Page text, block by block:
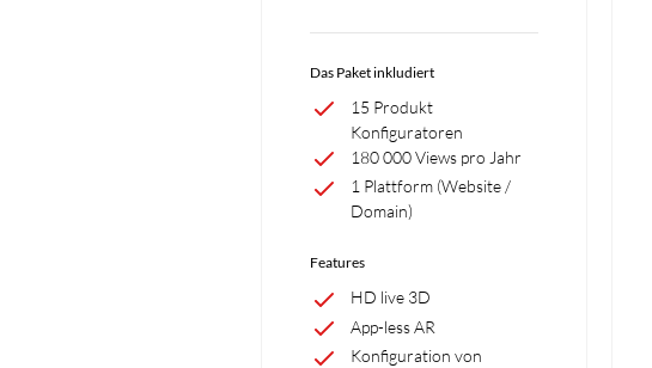
Das Paket inkludiert
15 Produkt
Konfiguratoren
180 000 Views pro Jahr
1 Plattform (Website /
Domain)
Features
HD live 3D
App-less AR
Konfiguration von